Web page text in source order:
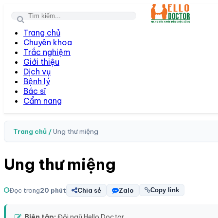
Trang chủ
Chuyên khoa
Trắc nghiệm
Giới thiệu
Dịch vụ
Bệnh lý
Bác sĩ
Cẩm nang
Trang chủ /Ung thư miệng
Ung thư miệng
Đọc trong20 phút Chia sẻ Zalo Copy link